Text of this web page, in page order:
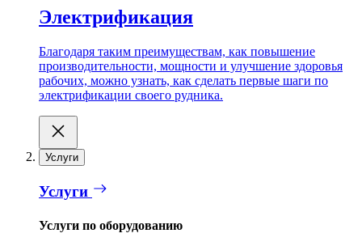
Электрификация
Благодаря таким преимуществам, как повышение
производительности, мощности и улучшение здоровья
рабочих, можно узнать, как сделать первые шаги по
электрификации своего рудника.
Услуги
Услуги
Услуги по оборудованию